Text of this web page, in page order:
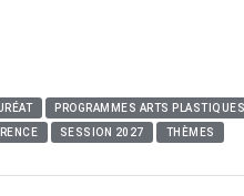
PROGRAMMES ARTS
SESSION 2027 THÈMES